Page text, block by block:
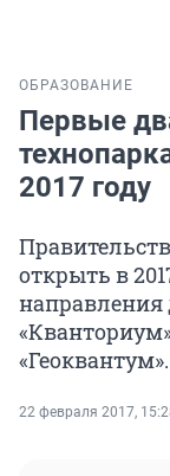
ОБРАЗОВАНИЕ
Первые
2017 году
открыть в
направления
«Геоквантум».
22 февраля 2017,